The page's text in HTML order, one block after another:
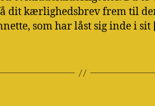
dit kærlighedsbrev frem til
som har låst sig inde i